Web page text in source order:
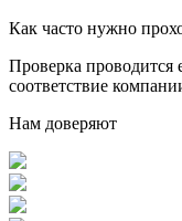
Как часто нужно
Проверка проводится
соответствие
Нам доверяют